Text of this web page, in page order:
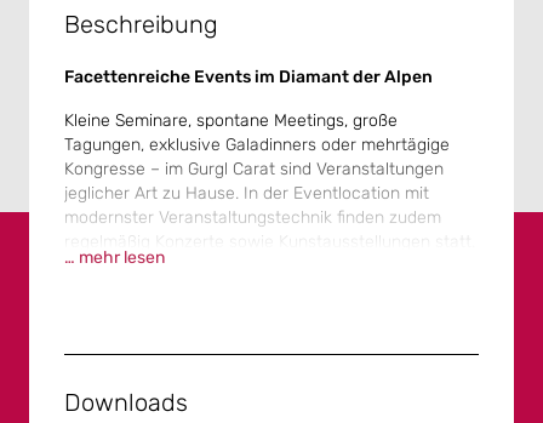
Beschreibung
Facettenreiche Events im Diamant der Alpen
Kleine Seminare, spontane Meetings, große
Tagungen, exklusive Galadinners oder mehrtägige
Kongresse – im Gurgl Carat sind Veranstaltungen
jeglicher Art zu Hause. In der Eventlocation mit
modernster Veranstaltungstechnik finden zudem
regelmäßig Konzerte sowie Kunstausstellungen statt.
Doch nicht nur die Veranstaltungen im höchsten
… mehr lesen
Downloads